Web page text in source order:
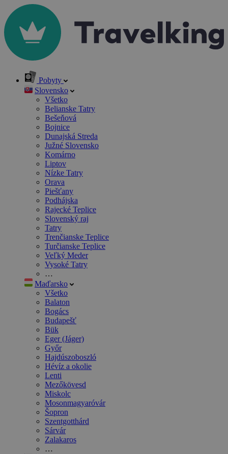
Pobyty
Slovensko
Všetko
Belianske Tatry
Bešeňová
Bojnice
Dunajská Streda
Južné Slovensko
Komárno
Liptov
Nízke Tatry
Orava
Piešťany
Podhájska
Rajecké Teplice
Slovenský raj
Tatry
Trenčianske Teplice
Turčianske Teplice
Veľký Meder
Vysoké Tatry
…
Maďarsko
Všetko
Balaton
Bogács
Budapešť
Bük
Eger (Jáger)
Győr
Hajdúszoboszló
Hévíz a okolie
Lenti
Mezőkövesd
Miskolc
Mosonmagyaróvár
Šopron
Szentgotthárd
Sárvár
Zalakaros
…